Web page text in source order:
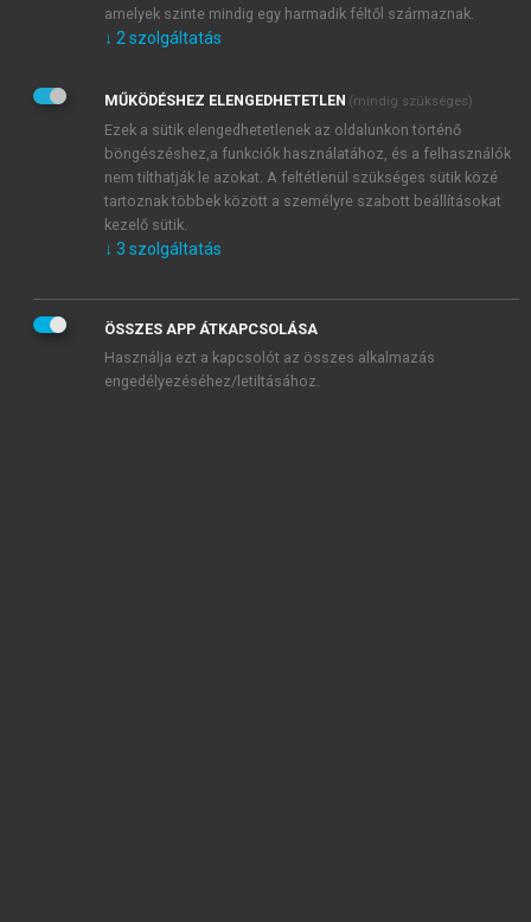
amelyek szinte mindig egy harmadik féltől származnak.
↓ 2 szolgáltatás
MŰKÖDÉSHEZ ELENGEDHETETLEN (mindig szükséges)
Ezek a sütik elengedhetetlenek az oldalunkon történő
böngészéshez,a funkciók használatához, és a felhasználók
nem tilthatják le azokat. A feltétlenül szükséges sütik közé
tartoznak többek között a személyre szabott beállításokat
kezelő sütik.
↓ 3 szolgáltatás
ÖSSZES APP ÁTKAPCSOLÁSA
Használja ezt a kapcsolót az összes alkalmazás
engedélyezéséhez/letiltásához.